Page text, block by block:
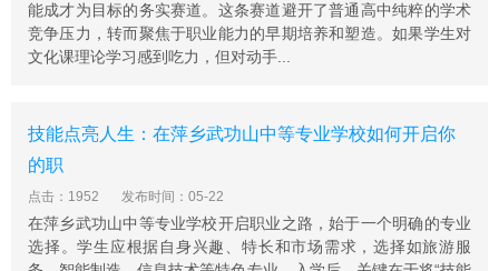
能成才为目标的务实赛道。这条赛道避开了普通高中纯粹的学术
竞争压力，转而聚焦于职业能力的早期培养和塑造。如果学生对
文化课理论学习感到吃力，但对动手...
技能点亮人生：在萍乡武功山中等专业学校如何开启你
的职
点击：1952 发布时间：05-22
在萍乡武功山中等专业学校开启职业之路，始于一个明确的专业
选择。学生应根据自身兴趣、特长和市场需求，选择如旅游服